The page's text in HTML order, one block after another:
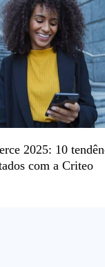
2025: 10
com a Criteo